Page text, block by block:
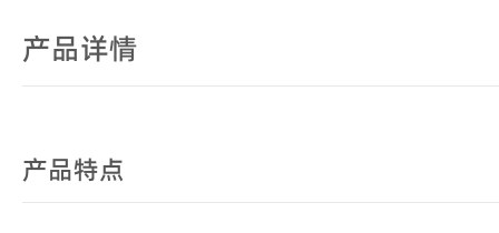
产品详情
产品特点